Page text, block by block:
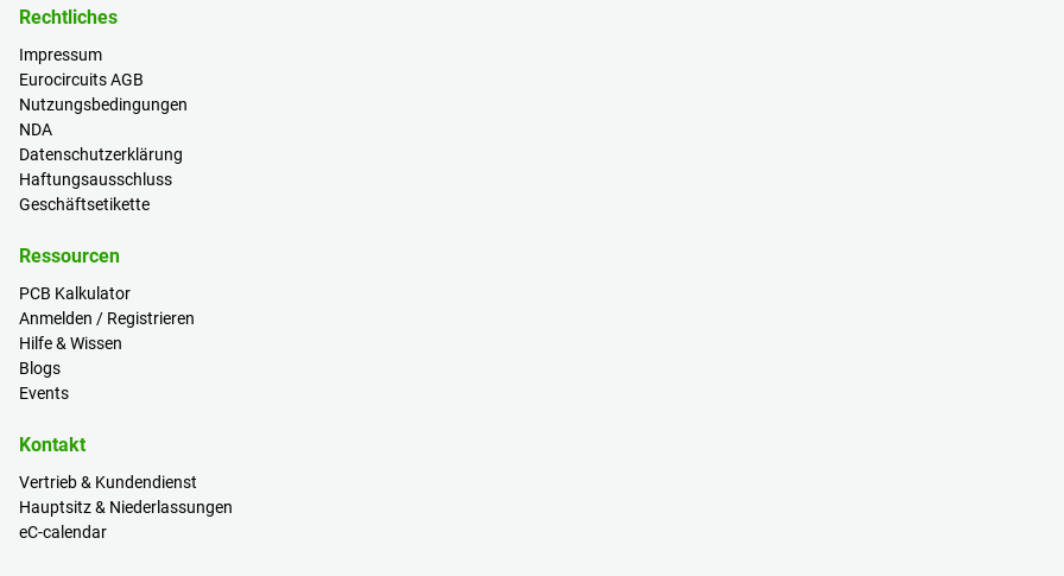
Rechtliches
Impressum
Eurocircuits AGB
Nutzungsbedingungen
NDA
Datenschutzerklärung
Haftungsausschluss
Geschäftsetikette
Ressourcen
PCB Kalkulator
Anmelden / Registrieren
Hilfe & Wissen
Blogs
Events
Kontakt
Vertrieb & Kundendienst
Hauptsitz & Niederlassungen
eC-calendar